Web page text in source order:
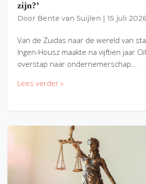
zijn?’
Door Bente van Suijlen 15 juli 2026
Van de Zuidas naar de wereld van
Ingen-Housz maakte na vijftien jaar
overstap naar ondernemerschap…
Lees verder »